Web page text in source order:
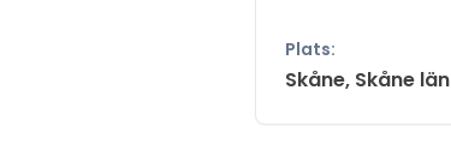
Plats:
Skåne, Skåne län